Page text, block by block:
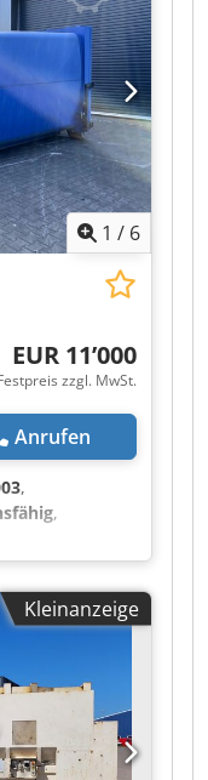
1 / 6
EUR 11’000
zzgl. MwSt.
Anrufen
,
,
mm,
2’400
Einfüllöffnung
Djdpfx
für 660
Kippanlage
Kleinanzeige